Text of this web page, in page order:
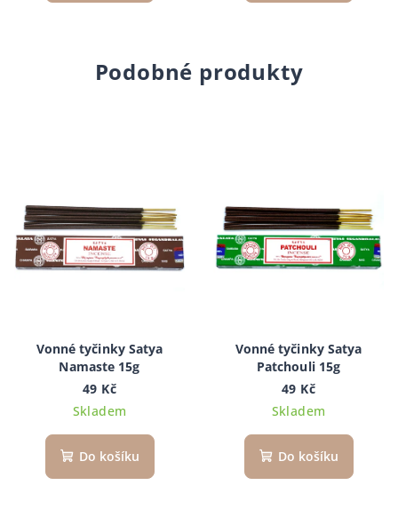
Podobné produkty
Vonné tyčinky Satya
Namaste 15g
49 Kč
Skladem
Do košíku
Vonné tyčinky Satya
Patchouli 15g
49 Kč
Skladem
Do košíku